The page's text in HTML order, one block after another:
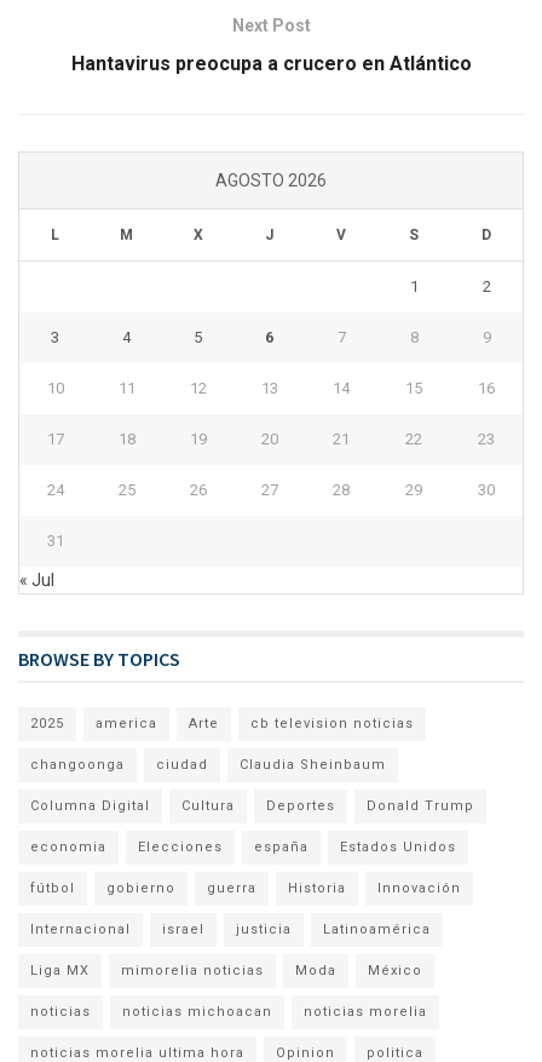
Next Post
Hantavirus preocupa a crucero en Atlántico
AGOSTO 2026
L M X J V S D
1 2
3 4 5 6 7 8 9
10 11 12 13 14 15 16
17 18 19 20 21 22 23
24 25 26 27 28 29 30
31
« Jul
BROWSE BY TOPICS
2025 america Arte cb television noticias
changoonga ciudad Claudia Sheinbaum
Columna Digital Cultura Deportes Donald Trump
economia Elecciones españa Estados Unidos
fútbol gobierno guerra Historia Innovación
Internacional israel justicia Latinoamérica
Liga MX mimorelia noticias Moda México
noticias noticias michoacan noticias morelia
noticias morelia ultima hora Opinion politica